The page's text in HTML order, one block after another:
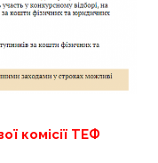
комісії ТЕФ